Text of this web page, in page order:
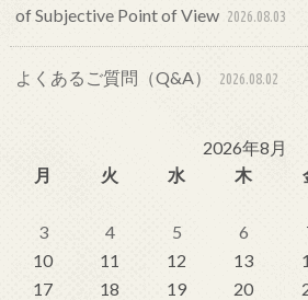
of Subjective Point of View 2026.08.03
よくあるご質問（Q&A） 2026.08.02
2026年8月
月
火 水 木
3
4 5 6
10
11 12 13
17
18 19 20